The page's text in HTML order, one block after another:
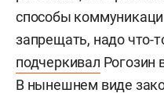
способы
запрещать, надо что-
подчеркивал Рогозин
В нынешнем виде